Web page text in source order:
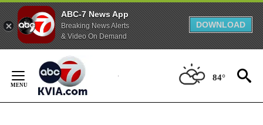
ABC-7 News App
Breaking News Alerts
& Video On Demand
DOWNLOAD
Content
84°